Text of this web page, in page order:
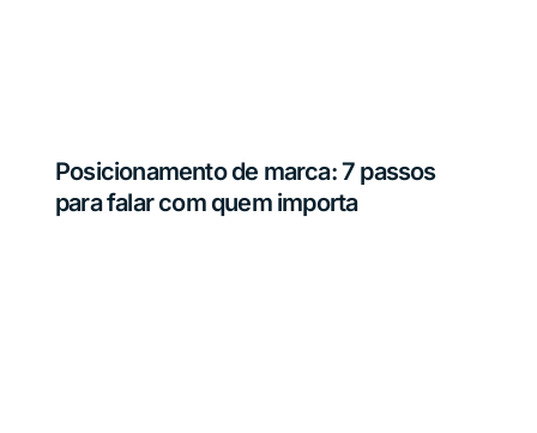
Posicionamento de marca: 7 passos
para falar com quem importa